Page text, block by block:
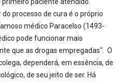
paciente atendido.
processo de cura é o próprio
médico Paracelso (1493-
pode funcionar mais
que as drogas empregadas". O
dependerá, em essência, de
de seu jeito de ser. Há